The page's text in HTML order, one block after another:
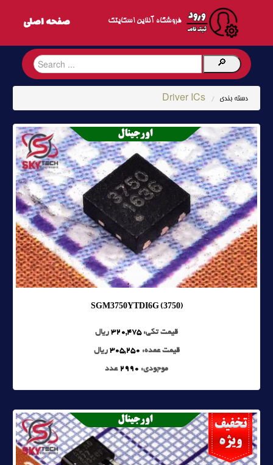
فروشگاه آنلاین اسکایتک
دسته بندی /
Driver ICs
SGM3750YTDI6G (3750)
قیمت تکی:320,475 ریال
قیمت عمده: 305,250 ریال
موجودی: 2990 عدد